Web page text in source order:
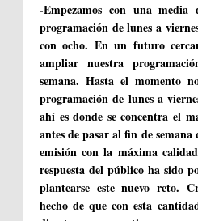
-Empezamos con una
programación de lunes a
con ocho. En un futuro
ampliar nuestra
semana. Hasta el momento
programación de lunes a
ahí es donde se concentra el
antes de pasar al fin de
emisión con la máxima
respuesta del público ha sido
plantearse este nuevo reto.
hecho de que con esta